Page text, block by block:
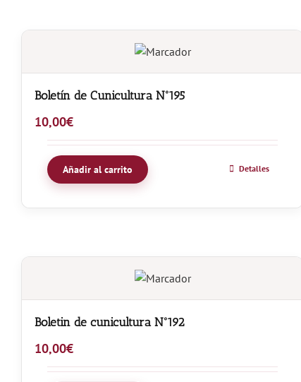
Boletín de Cunicultura Nº195
10,00€
Añadir al carrito Detalles
Boletin de cunicultura Nº192
10,00€